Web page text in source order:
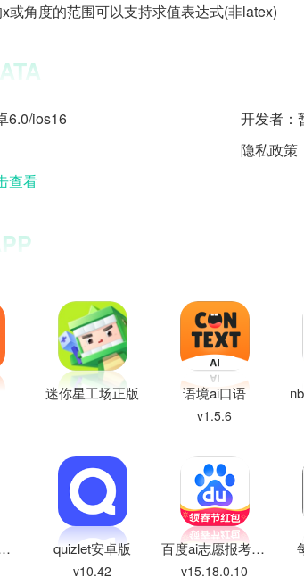
或角度的范围可以支持求值表达式(非latex)
6.0/ios16
开发者：
隐私政策
查看
迷你星工场正版 语境ai口语
v1.5.6
卡旧版本 quizlet安卓版
v10.42
百度ai志愿报考助手
v15.18.0.10